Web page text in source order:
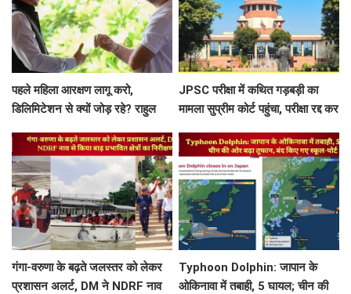
पहले महिला आरक्षण लागू करो,
डिलिमिटेशन से क्यों जोड़ रहे? राहुल
JPSC परीक्षा में कथित गड़बड़ी का
मामला सुप्रीम कोर्ट पहुंचा, परीक्षा रद्द कर
गंगा-वरुणा के बढ़ते जलस्तर को लेकर
प्रशासन अलर्ट, DM ने NDRF नाव
Typhoon Dolphin: जापान के
ओकिनावा में तबाही, 5 घायल; चीन की